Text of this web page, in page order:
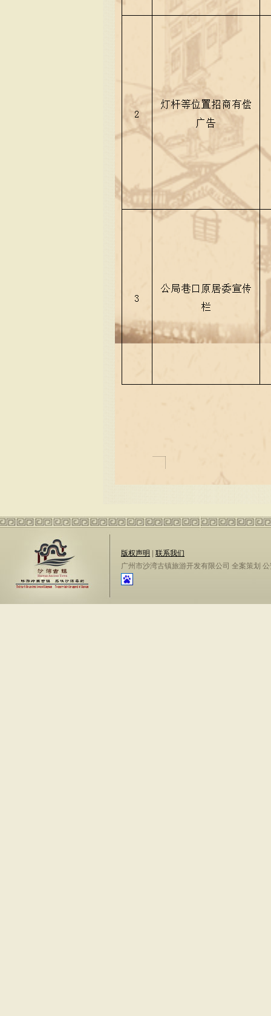
版权声明
联系我们
广州市沙湾古镇旅游开发有限公司 全案策划